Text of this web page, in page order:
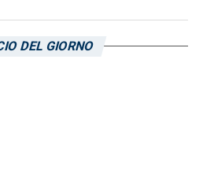
gli potrebbe tornare
DEL GIORNO